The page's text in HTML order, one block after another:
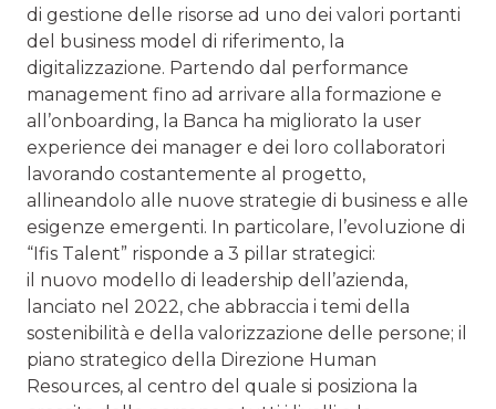
di gestione delle risorse ad uno dei valori portanti
del business model di riferimento, la
digitalizzazione. Partendo dal performance
management fino ad arrivare alla formazione e
all’onboarding, la Banca ha migliorato la user
experience dei manager e dei loro collaboratori
lavorando costantemente al progetto,
allineandolo alle nuove strategie di business e alle
esigenze emergenti. In particolare, l’evoluzione di
“Ifis Talent” risponde a 3 pillar strategici:
il nuovo modello di leadership dell’azienda,
lanciato nel 2022, che abbraccia i temi della
sostenibilità e della valorizzazione delle persone; il
piano strategico della Direzione Human
Resources, al centro del quale si posiziona la